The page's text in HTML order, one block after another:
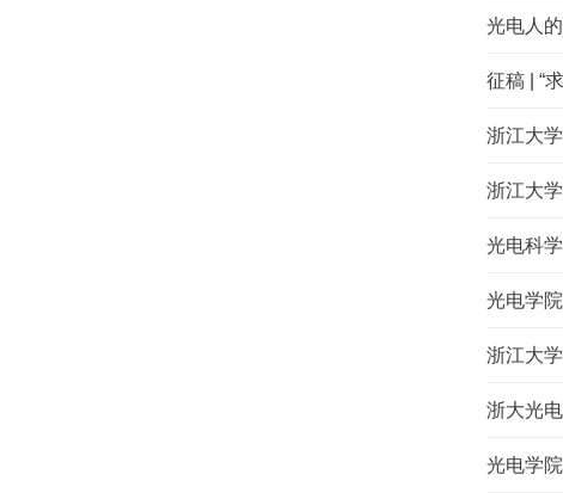
光电人
征稿 | “
浙江大
浙江大
光电科
光电学
浙江大
浙大光
光电学